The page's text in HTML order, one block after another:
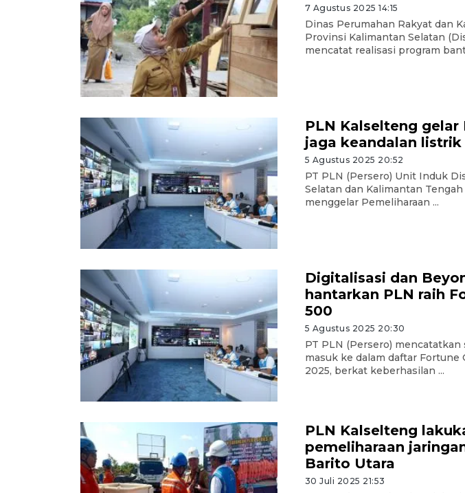
7 Agustus 2025 14:15
Dinas Perumahan Rakyat dan
Provinsi Kalimantan Selatan
mencatat realisasi program
PLN Kalselteng gelar
jaga keandalan
5 Agustus 2025 20:52
PT PLN (Persero) Unit Induk
Selatan dan Kalimantan
menggelar Pemeliharaan ...
Digitalisasi dan
hantarkan PLN raih
500
5 Agustus 2025 20:30
PT PLN (Persero) mencatatkan
masuk ke dalam daftar Fortune
2025, berkat keberhasilan ...
PLN Kalselteng
pemeliharaan
Barito Utara
30 Juli 2025 21:53